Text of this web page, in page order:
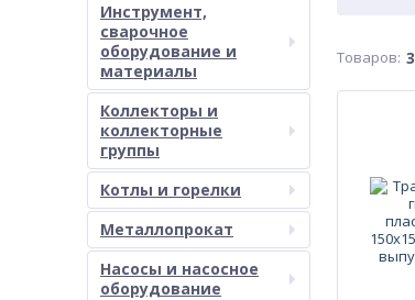
Инструмент,
сварочное
оборудование и
материалы
Коллекторы и
коллекторные
группы
Котлы и горелки
Металлопрокат
Насосы и насосное
оборудование
Товаров: 3